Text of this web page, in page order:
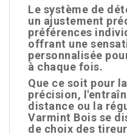
Le système de
un ajustement
préférences
offrant une
personnalisée
à chaque fois.
Que ce soit pour
précision,
distance ou la
Varmint Bois se
de choix des